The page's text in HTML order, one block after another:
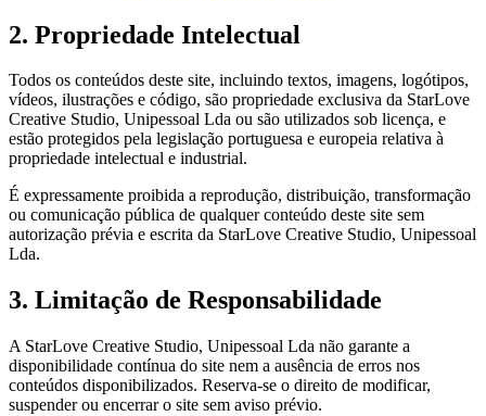
2. Propriedade Intelectual
Todos os conteúdos deste site, incluindo textos, imagens, logótipos,
vídeos, ilustrações e código, são propriedade exclusiva da StarLove
Creative Studio, Unipessoal Lda ou são utilizados sob licença, e
estão protegidos pela legislação portuguesa e europeia relativa à
propriedade intelectual e industrial.
É expressamente proibida a reprodução, distribuição, transformação
ou comunicação pública de qualquer conteúdo deste site sem
autorização prévia e escrita da StarLove Creative Studio, Unipessoal
Lda.
3. Limitação de Responsabilidade
A StarLove Creative Studio, Unipessoal Lda não garante a
disponibilidade contínua do site nem a ausência de erros nos
conteúdos disponibilizados. Reserva-se o direito de modificar,
suspender ou encerrar o site sem aviso prévio.